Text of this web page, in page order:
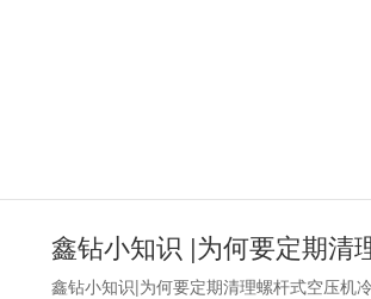
鑫钻小知识|为何要定期清理螺杆式空压机